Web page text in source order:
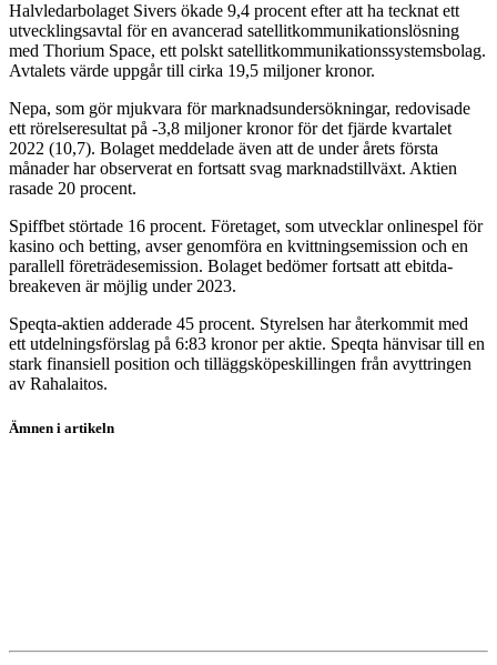
Halvledarbolaget Sivers ökade 9,4 procent efter att ha tecknat ett
utvecklingsavtal för en avancerad satellitkommunikationslösning
med Thorium Space, ett polskt satellitkommunikationssystemsbolag.
Avtalets värde uppgår till cirka 19,5 miljoner kronor.
Nepa, som gör mjukvara för marknadsundersökningar, redovisade
ett rörelseresultat på -3,8 miljoner kronor för det fjärde kvartalet
2022 (10,7). Bolaget meddelade även att de under årets första
månader har observerat en fortsatt svag marknadstillväxt. Aktien
rasade 20 procent.
Spiffbet störtade 16 procent. Företaget, som utvecklar onlinespel för
kasino och betting, avser genomföra en kvittningsemission och en
parallell företrädesemission. Bolaget bedömer fortsatt att ebitda-
breakeven är möjlig under 2023.
Speqta-aktien adderade 45 procent. Styrelsen har återkommit med
ett utdelningsförslag på 6:83 kronor per aktie. Speqta hänvisar till en
stark finansiell position och tilläggsköpeskillingen från avyttringen
av Rahalaitos.
Ämnen i artikeln